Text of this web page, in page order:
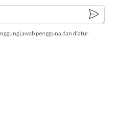
jawab pengguna dan diatur